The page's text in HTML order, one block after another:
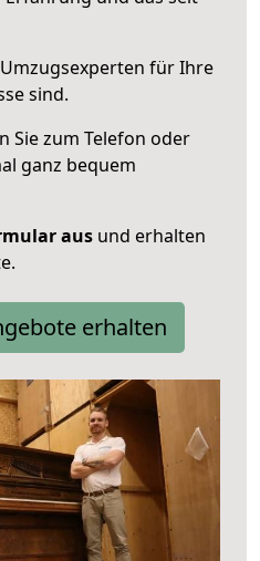
für Ihre
sind.
Sie zum Telefon oder
ganz bequem
aus und erhalten
erhalten